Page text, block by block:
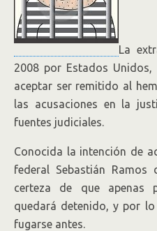
La
2008 por Estados
aceptar ser remitido al
las acusaciones en la
fuentes judiciales.
Conocida la intención de
federal Sebastián
certeza de que apenas
quedará detenido, y por
fugarse antes.